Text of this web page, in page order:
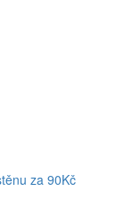
za 90Kč